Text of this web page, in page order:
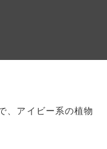
、アイビー系の植物